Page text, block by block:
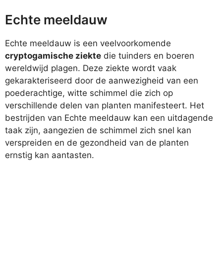
Echte meeldauw
Echte meeldauw is een veelvoorkomende
cryptogamische ziekte die tuinders en boeren
wereldwijd plagen. Deze ziekte wordt vaak
gekarakteriseerd door de aanwezigheid van een
poederachtige, witte schimmel die zich op
verschillende delen van planten manifesteert. Het
bestrijden van Echte meeldauw kan een uitdagende
taak zijn, aangezien de schimmel zich snel kan
verspreiden en de gezondheid van de planten
ernstig kan aantasten.